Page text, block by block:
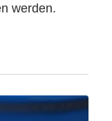
werden.